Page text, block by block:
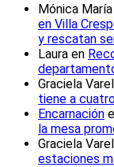
Mónica
en Villa
y rescatan
Laura en
Graciela
tiene a
Encarnación
la mesa
Graciela
estaciones